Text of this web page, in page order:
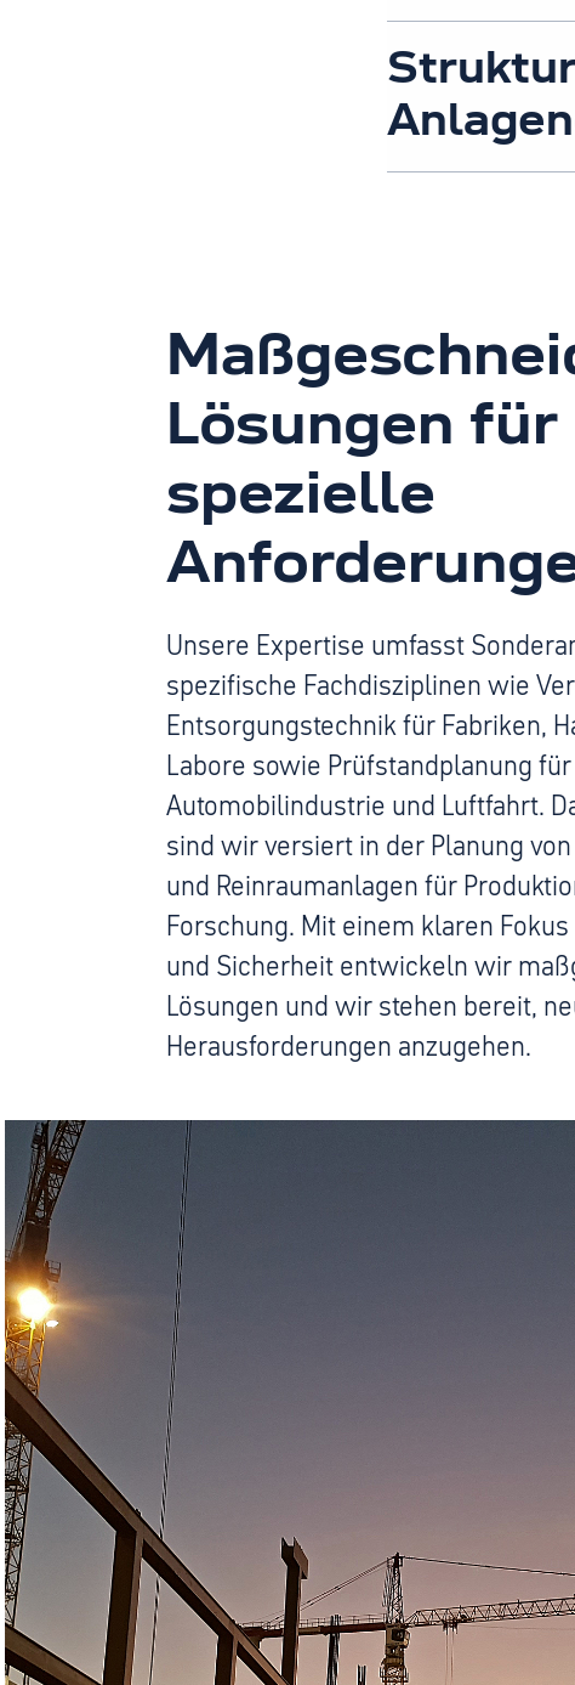
Lösungen für
spezielle
Unsere Expertise umfasst
spezifische Fachdisziplinen wie
Entsorgungstechnik für Fabriken,
Labore sowie Prüfstandplanung für
Automobilindustrie und Luftfahrt.
sind wir versiert in der Planung
und Reinraumanlagen für
Forschung. Mit einem klaren
und Sicherheit entwickeln wir
Lösungen und wir stehen bereit,
Herausforderungen anzugehen.